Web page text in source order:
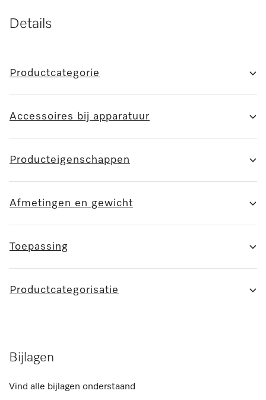
Details
Productcategorie
Accessoires bij apparatuur
Producteigenschappen
Afmetingen en gewicht
Toepassing
Productcategorisatie
Bijlagen
Vind alle bijlagen onderstaand